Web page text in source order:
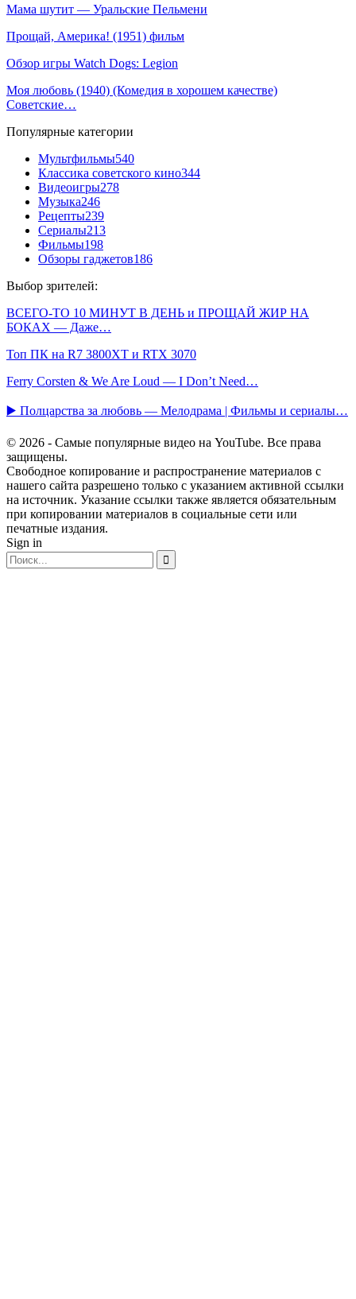
Мама шутит — Уральские Пельмени
Прощай, Америка! (1951) фильм
Обзор игры Watch Dogs: Legion
Моя любовь (1940) (Комедия в хорошем качестве)
Советские…
Популярные категории
Мультфильмы540
Классика советского кино344
Видеоигры278
Музыка246
Рецепты239
Сериалы213
Фильмы198
Обзоры гаджетов186
Выбор зрителей:
ВСЕГО-ТО 10 МИНУТ В ДЕНЬ и ПРОЩАЙ ЖИР НА
БОКАХ — Даже…
Топ ПК на R7 3800XT и RTX 3070
Ferry Corsten & We Are Loud — I Don’t Need…
▶️ Полцарства за любовь — Мелодрама | Фильмы и сериалы…
© 2026 - Самые популярные видео на YouTube. Все права
защищены.
Свободное копирование и распространение материалов с
нашего сайта разрешено только с указанием активной ссылки
на источник. Указание ссылки также является обязательным
при копировании материалов в социальные сети или
печатные издания.
Sign in